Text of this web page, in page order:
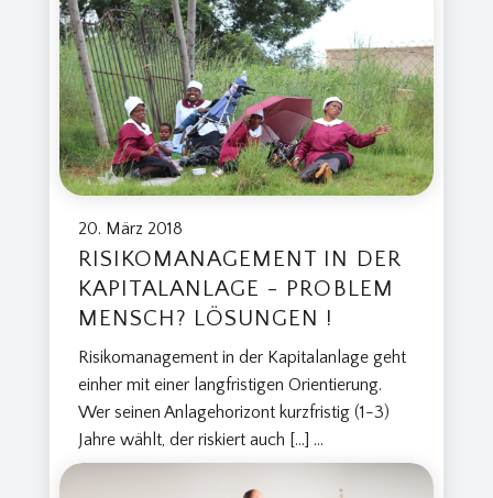
20. März 2018
RISIKOMANAGEMENT IN DER
KAPITALANLAGE - PROBLEM
MENSCH? LÖSUNGEN !
Risikomanagement in der Kapitalanlage geht
einher mit einer langfristigen Orientierung.
Wer seinen Anlagehorizont kurzfristig (1-3)
Jahre wählt, der riskiert auch […] ...